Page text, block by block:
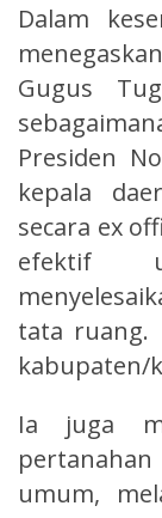
Dalam
Gugus
Presiden
kepala
secara ex
efektif
tata ruang.
kabupaten/
Ia juga
umum,